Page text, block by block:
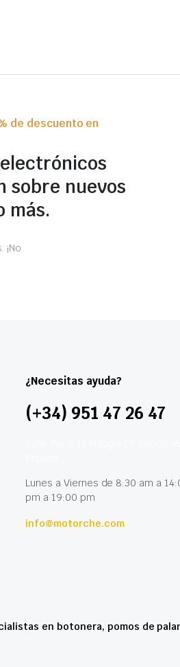
de descuento en
sobre nuevos
más.
¿Necesitas ayuda?
(+34) 951 47 26 47
Lunes a Viernes de 8:30 am a
pm a 19:00 pm
info@motorche.com
en botonera, pomos de